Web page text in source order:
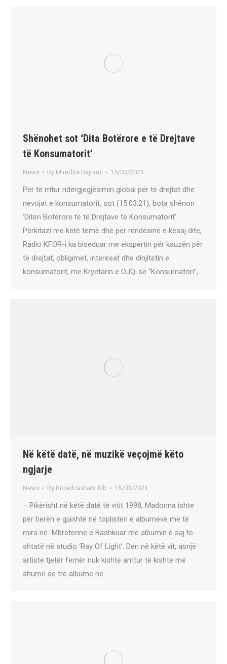
Shënohet sot ‘Dita Botërore e të Drejtave
të Konsumatorit’
News By Miredite Bajrami 15/03/2021
Për të rritur ndërgjegjësimin global për të drejtat dhe
nevojat e konsumatorit, sot (15.03.21), bota shënon
‘Ditën Botërore të të Drejtave të Konsumatorit’.
Përkitazi me këtë temë dhe për rëndësinë e kësaj dite,
Radio KFOR-i ka biseduar me ekspertin për kauzën për
të drejtat, obligimet, interesat dhe dinjitetin e
konsumatorit, me Kryetarin e OJQ-së “Konsumatori”,…
Në këtë datë, në muzikë veçojmë këto
ngjarje
News By Broadcasters Alb 15/03/2021
– Pikërisht në këtë datë të vitit 1998, Madonna ishte
për herën e gjashtë në toplistën e albumeve më të
mira në Mbretërinë e Bashkuar me albumin e saj të
shtatë në studio ‘Ray Of Light’. Deri në këtë vit, asnjë
artiste tjetër femër nuk kishte arritur të kishte më
shumë se tre albume në…